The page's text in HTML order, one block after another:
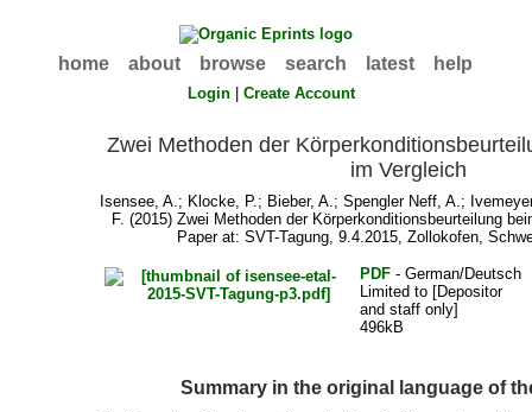
home about browse search latest help
Login |Create Account
Zwei Methoden der
im Vergleich
Isensee, A.; Klocke, P.; Bieber, A.; Spengler Neff, A.;
F. (2015) Zwei Methoden der Körperkonditionsbeurteilung
Paper at: SVT-Tagung, 9.4.2015, Zollokofen,
PDF - German/Deutsch
Limited to [Depositor
and staff only]
496kB
Summary in the original language of